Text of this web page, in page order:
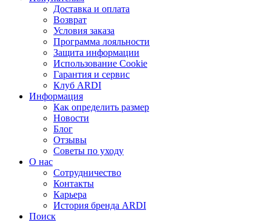
Доставка и оплата
Возврат
Условия заказа
Программа лояльности
Защита информации
Использование Cookie
Гарантия и сервис
Клуб ARDI
Информация
Как определить размер
Новости
Блог
Отзывы
Советы по уходу
О нас
Сотрудничество
Контакты
Карьера
История бренда ARDI
Поиск